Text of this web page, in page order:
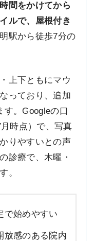
間をかけてから
ルで、屋根付き
駅から徒歩7分の
上下ともにマウ
っており、追加
す。Googleの口
時点）で、写真
りやすいとの声
診療で、木曜・
。
で始めやすい
放感のある院内